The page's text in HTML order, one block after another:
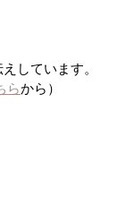
しています。
らから）